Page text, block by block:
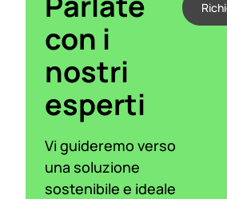
con i
nostri
esperti
Vi guideremo verso
una soluzione
sostenibile e ideale